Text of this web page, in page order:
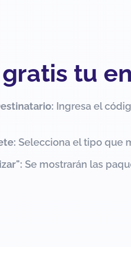
tu
Ingresa el
Selecciona el tipo que
Se mostrarán las